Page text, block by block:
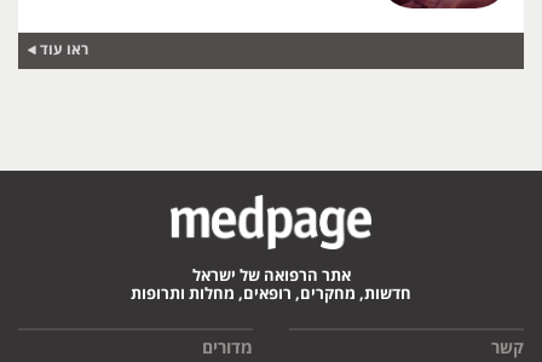
ראו עוד
אתר הרפואה של ישראל
חדשות, מחקרים, רופאים, מחלות ותרופות
קשר מדורים